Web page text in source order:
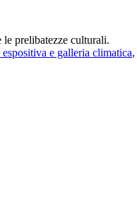
prelibatezze culturali.
e galleria climatica,